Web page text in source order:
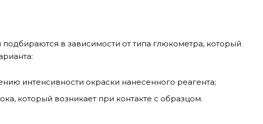
в зависимости от типа глюкометра, который
интенсивности окраски нанесенного реагента;
который возникает при контакте с образцом.